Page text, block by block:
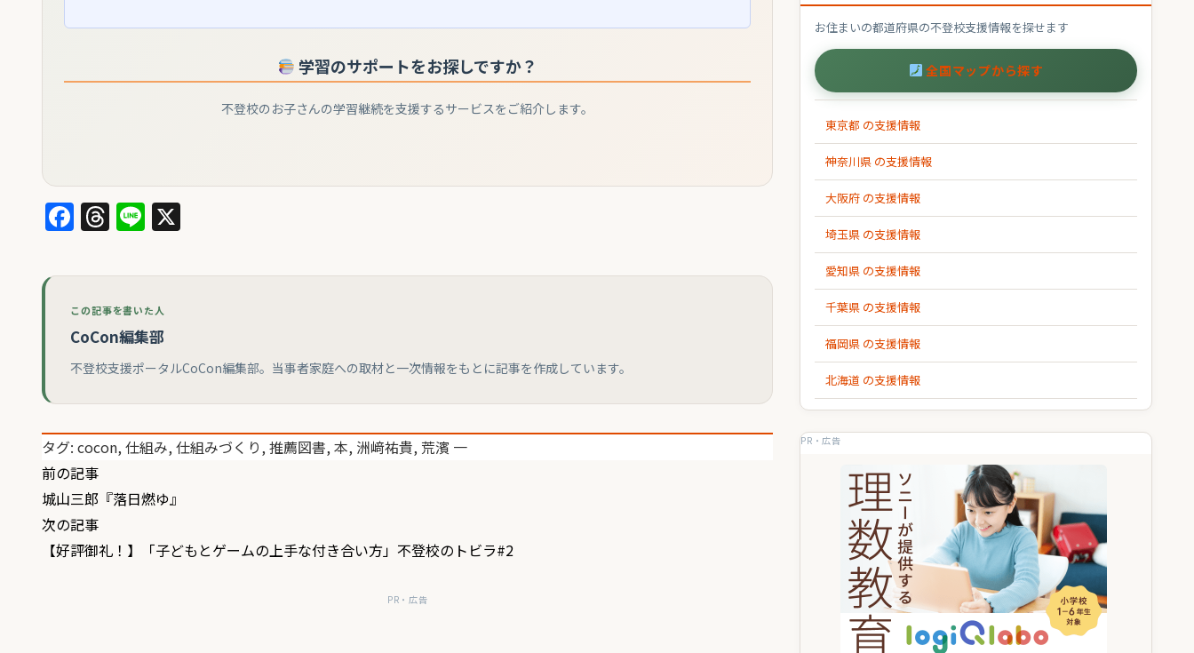
学習のサポートをお探しですか？
不登校のお子さんの学習継続を支援するサービスをご紹介します。
Facebook
Threads
Line
この記事を書いた人
CoCon編集部
不登校支援ポータルCoCon編集部。当事者家庭への取材と一次情報をもとに記事を作成しています。
タグ: cocon, 仕組み, 仕組みづくり, 推薦図書, 本, 洲﨑祐貴, 荒濱 一
投
稿
ナ
前の記事
城山三郎『落日燃ゆ』
次の記事
【好評御礼！】「子どもとゲームの上手な付き合い方」不登校のトビラ#2
PR・広告
お住まいの都道府県の不登校支援情報を探せます
全国マップから探す
東京都 の支援情報
神奈川県 の支援情報
大阪府 の支援情報
埼玉県 の支援情報
愛知県 の支援情報
千葉県 の支援情報
福岡県 の支援情報
北海道 の支援情報
PR・広告